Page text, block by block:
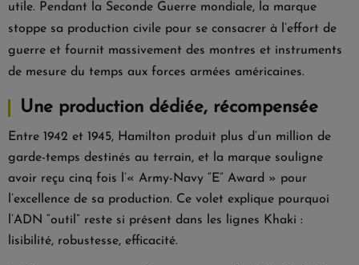
utile. Pendant la Seconde Guerre mondiale, la marque
stoppe sa production civile pour se consacrer à l’effort de
guerre et fournit massivement des montres et instruments
de mesure du temps aux forces armées américaines.
Une production dédiée, récompensée
Entre 1942 et 1945, Hamilton produit plus d’un million de
garde-temps destinés au terrain, et la marque souligne
avoir reçu cinq fois l’« Army-Navy “E” Award » pour
l’excellence de sa production. Ce volet explique pourquoi
l’ADN “outil” reste si présent dans les lignes Khaki :
lisibilité, robustesse, efficacité.